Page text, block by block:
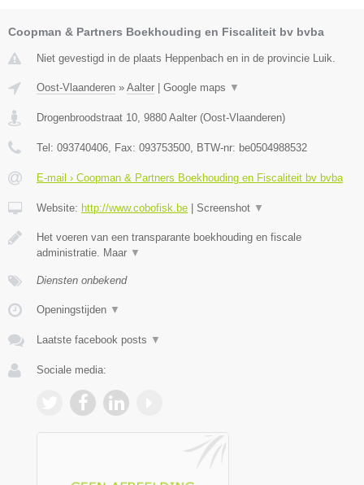
Coopman & Partners Boekhouding en Fiscaliteit bv bvba
Niet gevestigd in de plaats Heppenbach en in de provincie Luik.
Oost-Vlaanderen » Aalter Google maps ▼
Drogenbroodstraat 10, 9880 Aalter (Oost-Vlaanderen)
Tel: 093740406, Fax: 093753500, BTW-nr: be0504988532
E-mail › Coopman & Partners Boekhouding en Fiscaliteit bv bvba
Website: http://www.cobofisk.be Screenshot ▼
Het voeren van een transparante boekhouding en fiscale
administratie. Maar ▼
Diensten onbekend
Openingstijden ▼
Laatste facebook posts ▼
Sociale media: